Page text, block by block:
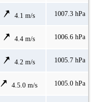
4.1 m/s 1007.3 hPa
4.4 m/s 1006.6 hPa
4.2 m/s 1005.7 hPa
4.5.0 m/s 1005.0 hPa